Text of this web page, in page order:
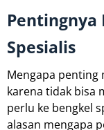
Pentingnya
Spesialis
Mengapa penting
karena tidak bisa
perlu ke bengkel
alasan mengapa